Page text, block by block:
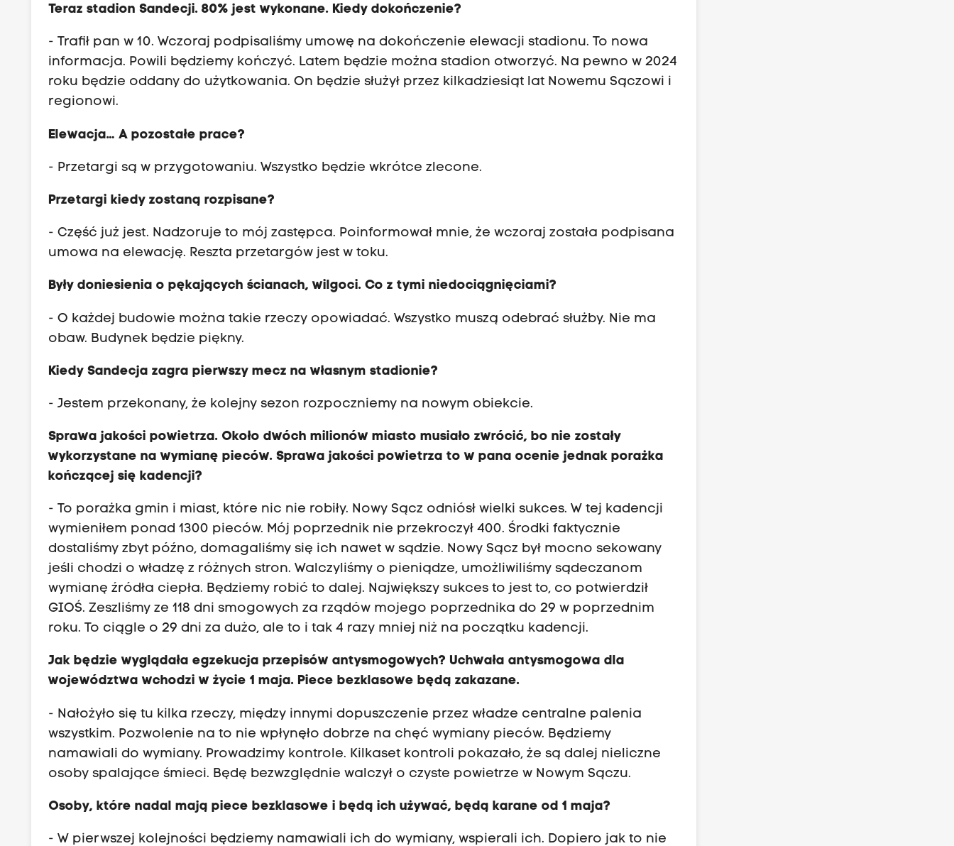
Teraz stadion Sandecji. 80% jest wykonane. Kiedy dokończenie?
- Trafił pan w 10. Wczoraj podpisaliśmy umowę na dokończenie elewacji stadionu. To nowa
informacja. Powili będziemy kończyć. Latem będzie można stadion otworzyć. Na pewno w 2024
roku będzie oddany do użytkowania. On będzie służył przez kilkadziesiąt lat Nowemu Sączowi i
regionowi.
Elewacja… A pozostałe prace?
- Przetargi są w przygotowaniu. Wszystko będzie wkrótce zlecone.
Przetargi kiedy zostaną rozpisane?
- Część już jest. Nadzoruje to mój zastępca. Poinformował mnie, że wczoraj została podpisana
umowa na elewację. Reszta przetargów jest w toku.
Były doniesienia o pękających ścianach, wilgoci. Co z tymi niedociągnięciami?
- O każdej budowie można takie rzeczy opowiadać. Wszystko muszą odebrać służby. Nie ma
obaw. Budynek będzie piękny.
Kiedy Sandecja zagra pierwszy mecz na własnym stadionie?
- Jestem przekonany, że kolejny sezon rozpoczniemy na nowym obiekcie.
Sprawa jakości powietrza. Około dwóch milionów miasto musiało zwrócić, bo nie zostały
wykorzystane na wymianę pieców. Sprawa jakości powietrza to w pana ocenie jednak porażka
kończącej się kadencji?
- To porażka gmin i miast, które nic nie robiły. Nowy Sącz odniósł wielki sukces. W tej kadencji
wymieniłem ponad 1300 pieców. Mój poprzednik nie przekroczył 400. Środki faktycznie
dostaliśmy zbyt późno, domagaliśmy się ich nawet w sądzie. Nowy Sącz był mocno sekowany
jeśli chodzi o władzę z różnych stron. Walczyliśmy o pieniądze, umożliwiliśmy sądeczanom
wymianę źródła ciepła. Będziemy robić to dalej. Największy sukces to jest to, co potwierdził
GIOŚ. Zeszliśmy ze 118 dni smogowych za rządów mojego poprzednika do 29 w poprzednim
roku. To ciągle o 29 dni za dużo, ale to i tak 4 razy mniej niż na początku kadencji.
Jak będzie wyglądała egzekucja przepisów antysmogowych? Uchwała antysmogowa dla
województwa wchodzi w życie 1 maja. Piece bezklasowe będą zakazane.
- Nałożyło się tu kilka rzeczy, między innymi dopuszczenie przez władze centralne palenia
wszystkim. Pozwolenie na to nie wpłynęło dobrze na chęć wymiany pieców. Będziemy
namawiali do wymiany. Prowadzimy kontrole. Kilkaset kontroli pokazało, że są dalej nieliczne
osoby spalające śmieci. Będę bezwzględnie walczył o czyste powietrze w Nowym Sączu.
Osoby, które nadal mają piece bezklasowe i będą ich używać, będą karane od 1 maja?
- W pierwszej kolejności będziemy namawiali ich do wymiany, wspierali ich. Dopiero jak to nie